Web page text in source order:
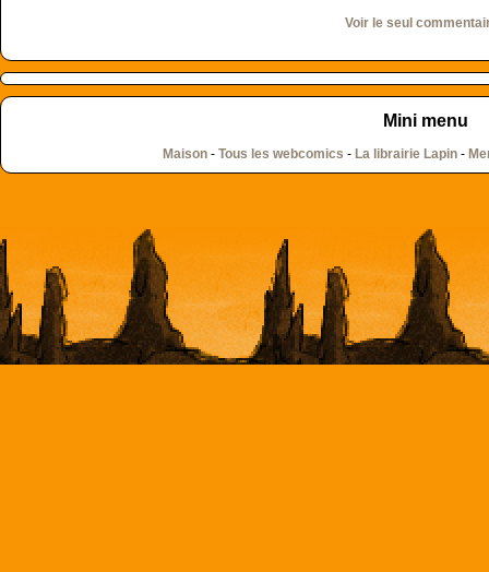
Voir le seul
Mini menu
Maison- Tous les webcomics - La librairie Lapin-